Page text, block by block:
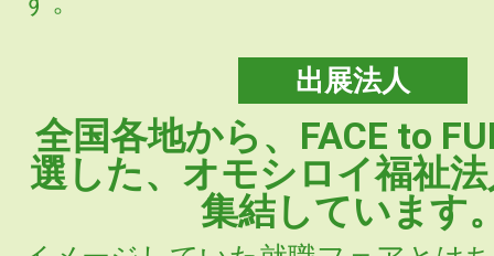
出展法人
全国各地から、FACE to
選した、オモシロイ福祉
集結しています